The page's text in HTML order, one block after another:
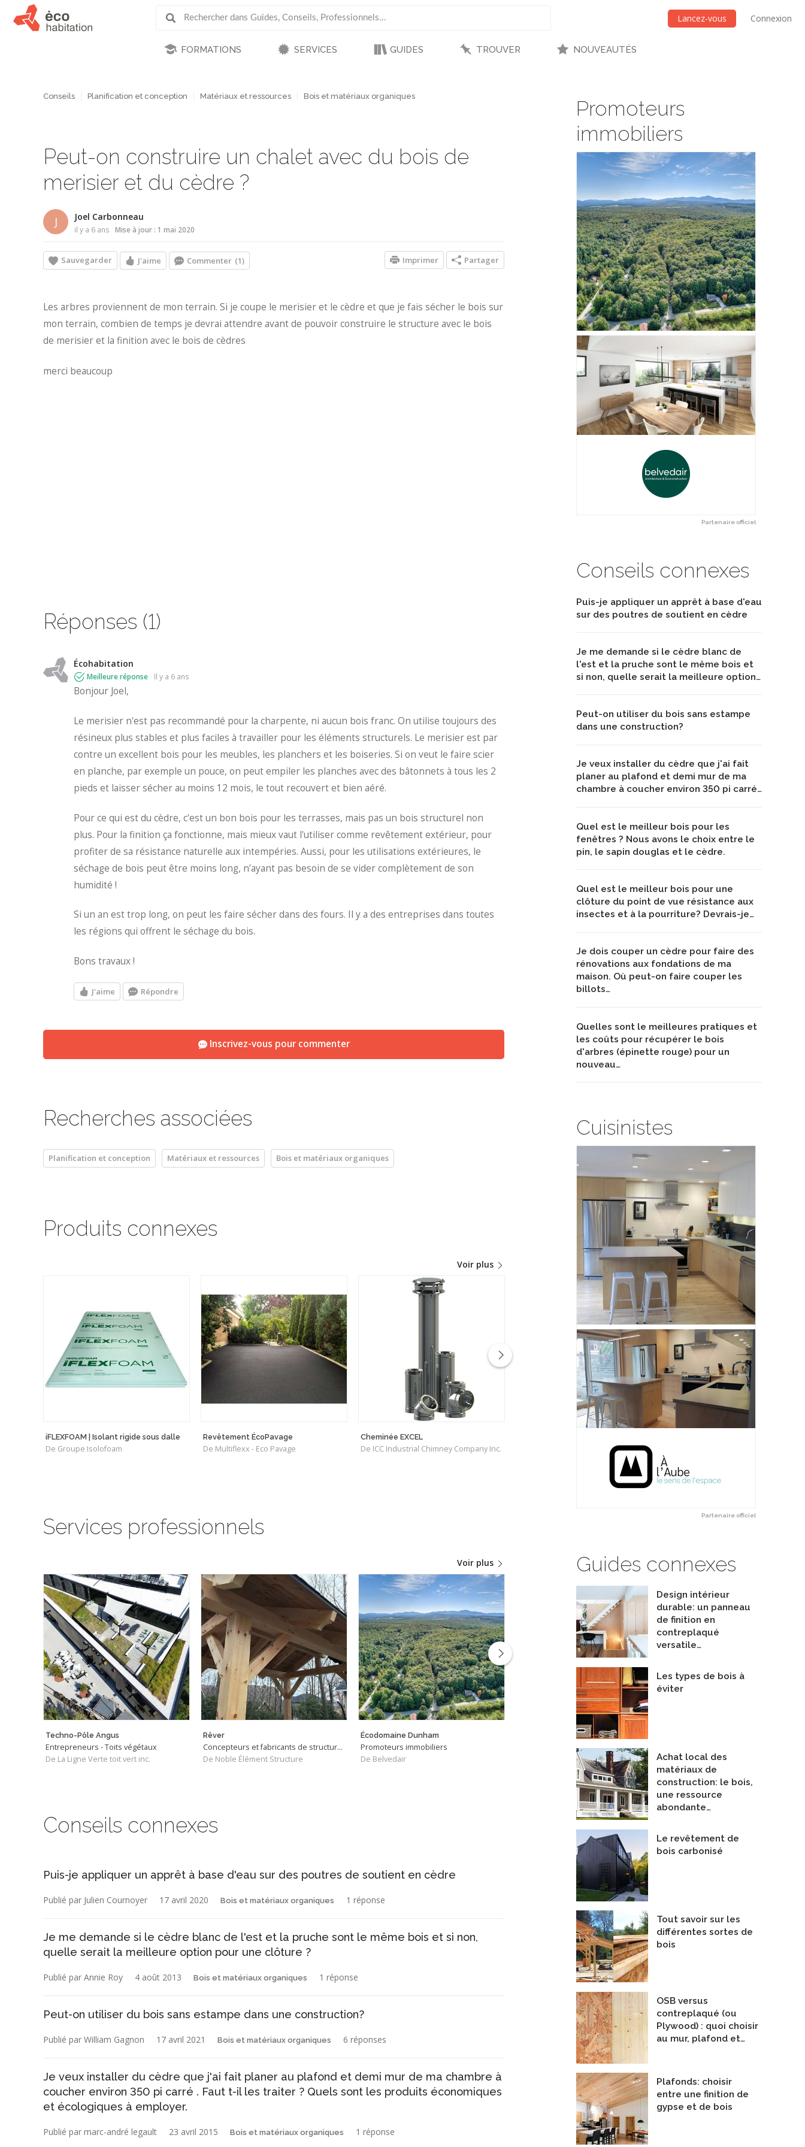
Lancez-vous Connexion
FORMATIONS SERVICES GUIDES TROUVER NOUVEAUTÉS
Promoteurs
immobiliers
Partenaire officiel
Conseils connexes
Puis-je appliquer un apprêt à base d'eau
sur des poutres de soutient en cèdre
Je me demande si le cèdre blanc de
l'est et la pruche sont le même bois et
si non, quelle serait la meilleure option…
Peut-on utiliser du bois sans estampe
dans une construction?
Je veux installer du cèdre que j'ai fait
planer au plafond et demi mur de ma
chambre à coucher environ 350 pi carré…
Quel est le meilleur bois pour les
fenêtres ? Nous avons le choix entre le
pin, le sapin douglas et le cèdre.
Quel est le meilleur bois pour une
clôture du point de vue résistance aux
insectes et à la pourriture? Devrais-je…
Je dois couper un cèdre pour faire des
rénovations aux fondations de ma
maison. Où peut-on faire couper les
billots…
Quelles sont le meilleures pratiques et
les coûts pour récupérer le bois
d'arbres (épinette rouge) pour un
nouveau…
Cuisinistes
Partenaire officiel
Guides connexes
Design intérieur
durable: un panneau
de finition en
contreplaqué
versatile…
Les types de bois à
éviter
Achat local des
matériaux de
construction: le bois,
une ressource
abondante…
Le revêtement de
bois carbonisé
Tout savoir sur les
différentes sortes de
bois
OSB versus
contreplaqué (ou
Plywood) : quoi choisir
au mur, plafond et…
Plafonds: choisir
entre une finition de
gypse et de bois
Conseils Planification et conception Matériaux et ressources Bois et matériaux organiques
Peut-on construire un chalet avec du bois de
merisier et du cèdre ?
J Joel Carbonneau
il y a 6 ans Mise à jour : 1 mai 2020
Sauvegarder J'aime Commenter (1) Partager
Imprimer
Les arbres proviennent de mon terrain. Si je coupe le merisier et le cèdre et que je fais sécher le bois sur
mon terrain, combien de temps je devrai attendre avant de pouvoir construire le structure avec le bois
de merisier et la finition avec le bois de cèdres
merci beaucoup
Réponses (1)
Écohabitation
Meilleure réponse il y a 6 ans
Bonjour Joel,
Le merisier n'est pas recommandé pour la charpente, ni aucun bois franc. On utilise toujours des
résineux plus stables et plus faciles à travailler pour les éléments structurels. Le merisier est par
contre un excellent bois pour les meubles, les planchers et les boiseries. Si on veut le faire scier
en planche, par exemple un pouce, on peut empiler les planches avec des bâtonnets à tous les 2
pieds et laisser sécher au moins 12 mois, le tout recouvert et bien aéré.
Pour ce qui est du cèdre, c'est un bon bois pour les terrasses, mais pas un bois structurel non
plus. Pour la finition ça fonctionne, mais mieux vaut l'utiliser comme revêtement extérieur, pour
profiter de sa résistance naturelle aux intempéries. Aussi, pour les utilisations extérieures, le
séchage de bois peut être moins long, n’ayant pas besoin de se vider complètement de son
humidité !
Si un an est trop long, on peut les faire sécher dans des fours. Il y a des entreprises dans toutes
les régions qui offrent le séchage du bois.
Bons travaux !
J'aime Répondre
Inscrivez-vous pour commenter
Recherches associées
Planification et conception Matériaux et ressources Bois et matériaux organiques
Produits connexes
Voir plus
iFLEXFOAM | Isolant rigide sous dalle
De Groupe Isolofoam
Revêtement ÉcoPavage
De Multiflexx - Eco Pavage
Cheminée EXCEL
De ICC Industrial Chimney Company Inc.
Services professionnels
Voir plus
Techno-Pôle Angus
Entrepreneurs - Toits végétaux
De La Ligne Verte toit vert inc.
Rêver
Concepteurs et fabricants de structures de bois
De Noble Élément Structure
Écodomaine Dunham
Promoteurs immobiliers
De Belvedair
Projet Goncourt
Entrepreneurs Généraux
De Groupe Habitech
De NZP Fenestration
Conseils connexes
Puis-je appliquer un apprêt à base d'eau sur des poutres de soutient en cèdre
Publié par Julien Cournoyer 17 avril 2020 Bois et matériaux organiques 1 réponse
Je me demande si le cèdre blanc de l'est et la pruche sont le même bois et si non,
quelle serait la meilleure option pour une clôture ?
Publié par Annie Roy 4 août 2013 Bois et matériaux organiques 1 réponse
Peut-on utiliser du bois sans estampe dans une construction?
Publié par William Gagnon 17 avril 2021 Bois et matériaux organiques 6 réponses
Je veux installer du cèdre que j'ai fait planer au plafond et demi mur de ma chambre à
coucher environ 350 pi carré . Faut t-il les traiter ? Quels sont les produits économiques
et écologiques à employer.
Publié par marc-andré legault 23 avril 2015 Bois et matériaux organiques 1 réponse